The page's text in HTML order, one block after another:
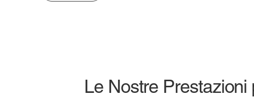
Le Nostre Prestazioni